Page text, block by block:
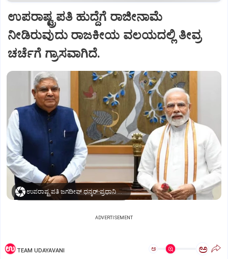
ಉಪರಾಷ್ಟ್ರಪತಿ ಹುದ್ದೆಗೆ ರಾಜೀನಾಮೆ
ನೀಡಿರುವುದು ರಾಜಕೀಯ ವಲಯದಲ್ಲಿ ತೀವ್ರ
ಚರ್ಚೆಗೆ ಗ್ರಾಸವಾಗಿದೆ.
ಉಪರಾಷ್ಟ್ರಪತಿ ಜಗದೀಪ್‌ ಧನ್ಕರ್-ಪ್ರಧಾನಿ ಮೋದಿ
ADVERTISEMENT
TEAM UDAYAVANI ಅ ಅ